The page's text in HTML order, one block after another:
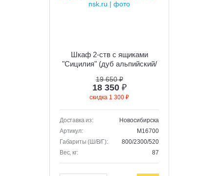
Шкаф 2-ств с ящиками
"Сицилия" (дуб альпийский/
19 650 ₽
18 350 ₽
скидка 1 300 ₽
Доставка из:
Новосибирска
Артикул:
M16700
Габариты (Ш/В/Г):
800/2300/520
Вес, кг:
87